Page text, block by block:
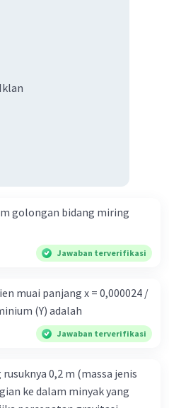
Iklan
golongan bidang miring
Jawaban terverifikasi
muai panjang x = 0,000024 /
(Y) adalah
Jawaban terverifikasi
0,2 m (massa jenis
ke dalam minyak yang